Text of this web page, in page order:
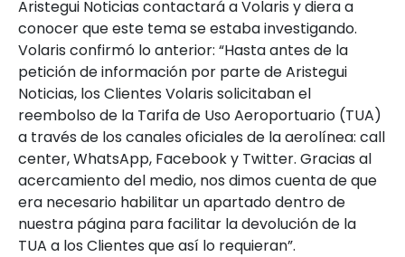
Aristegui Noticias contactará a Volaris y diera a
conocer que este tema se estaba investigando.
Volaris confirmó lo anterior: “Hasta antes de la
petición de información por parte de Aristegui
Noticias, los Clientes Volaris solicitaban el
reembolso de la Tarifa de Uso Aeroportuario (TUA)
a través de los canales oficiales de la aerolínea: call
center, WhatsApp, Facebook y Twitter. Gracias al
acercamiento del medio, nos dimos cuenta de que
era necesario habilitar un apartado dentro de
nuestra página para facilitar la devolución de la
TUA a los Clientes que así lo requieran”.